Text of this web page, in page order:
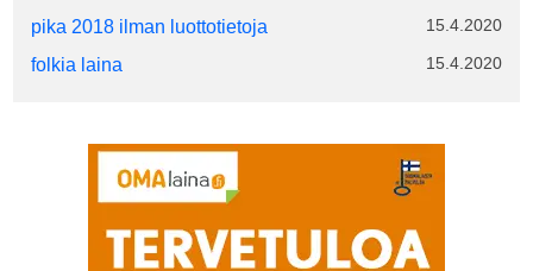
pika 2018 ilman luottotietoja 15.4.2020
folkia laina 15.4.2020